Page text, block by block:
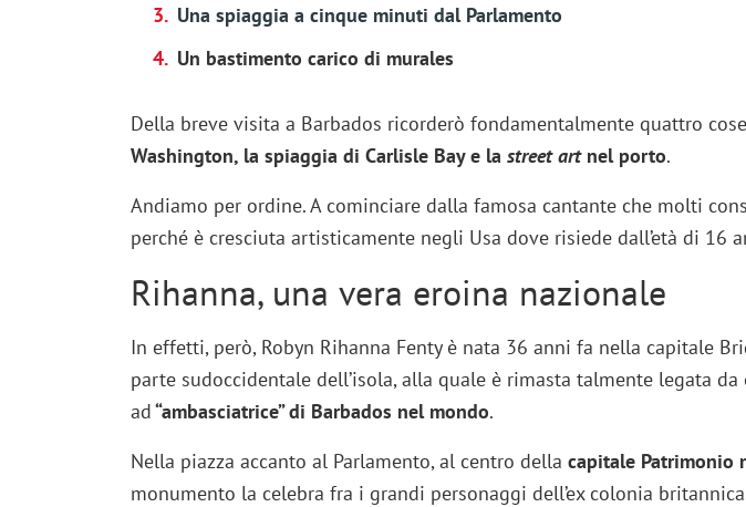
Una spiaggia a cinque minuti dal Parlamento
Un bastimento carico di murales
Della breve visita a Barbados ricorderò fondamentalmente quattro
Washington, la spiaggia di Carlisle Bay e la street artnel porto.
Andiamo per ordine. A cominciare dalla famosa cantante che molti
perché è cresciuta artisticamente negli Usa dove risiede dall’età di 16
Rihanna, una vera eroina nazionale
In effetti, però, Robyn Rihanna Fenty è nata 36 anni fa nella capitale
parte sudoccidentale dell’isola, alla quale è rimasta talmente legata
ad“ambasciatrice” di Barbados nel mondo.
Nella piazza accanto al Parlamento, al centro della capitale Patrimonio
monumento la celebra fra i grandi personaggi dell’ex colonia